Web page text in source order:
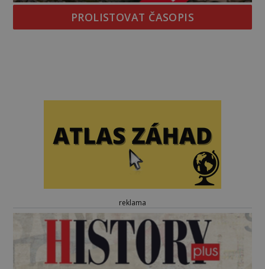
PROLISTOVAT ČASOPIS
reklama